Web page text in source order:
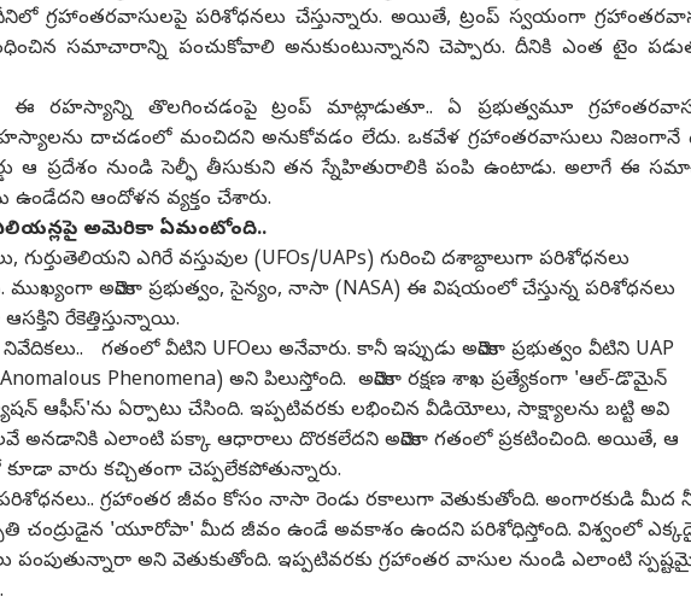
గ్రహాంతరవాసులపై పరిశోధనలు చేస్తున్నారు. అయితే, ట్రంప్ స్వయంగా
సమాచారాన్ని పంచుకోవాలి అనుకుంటున్నానని చెప్పారు. దీనికి ఎంత టైం
ఈ రహస్యాన్ని తొలగించడంపై ట్రంప్ మాట్లాడుతూ.. ఏ ప్రభుత్వమూ
దాచడంలో మంచిదని అనుకోవడం లేదు. ఒకవేళ గ్రహాంతరవాసులు నిజంగానే
ఆ ప్రదేశం నుండి సెల్ఫీ తీసుకుని తన స్నేహితురాలికి పంపి ఉంటాడు. అలాగే ఈ
ఆందోళన వ్యక్తం చేశారు.
అమెరికా ఏమంటోంది..
గుర్తుతెలియని ఎగిరే వస్తువుల (UFOs/UAPs) గురించి దశాబ్దాలుగా పరిశోధనలు
ముఖ్యంగా అమెరికా ప్రభుత్వం, సైన్యం, నాసా (NASA) ఈ విషయంలో చేస్తున్న పరిశోధనలు
రేకెత్తిస్తున్నాయి.
గతంలో వీటిని UFOలు అనేవారు. కానీ ఇప్పుడు అమెరికా ప్రభుత్వం వీటిని UAP
Phenomena) అని పిలుస్తోంది. అమెరికా రక్షణ శాఖ ప్రత్యేకంగా 'ఆల్-డొమైన్
ఆఫీస్'ను ఏర్పాటు చేసింది. ఇప్పటివరకు లభించిన వీడియోలు, సాక్ష్యాలను బట్టి అవి
అనడానికి ఎలాంటి పక్కా ఆధారాలు దొరకలేదని అమెరికా గతంలో ప్రకటించింది. అయితే, ఆ
కూడా వారు కచ్చితంగా చెప్పలేకపోతున్నారు.
గ్రహాంతర జీవం కోసం నాసా రెండు రకాలుగా వెతుకుతోంది. అంగారకుడి మీద
చంద్రుడైన 'యూరోపా' మీద జీవం ఉండే అవకాశం ఉందని పరిశోధిస్తోంది. విశ్వంలో
అని వెతుకుతోంది. ఇప్పటివరకు గ్రహాంతర వాసుల నుండి ఎలాంటి
చేయండి
వ్యక్తిగత కార్నర్
అగ్ర కథనాలు టాప్ రీల్స్
హైదరాబాద్ న్యూస్ హైదరాబాద్ సినిమా